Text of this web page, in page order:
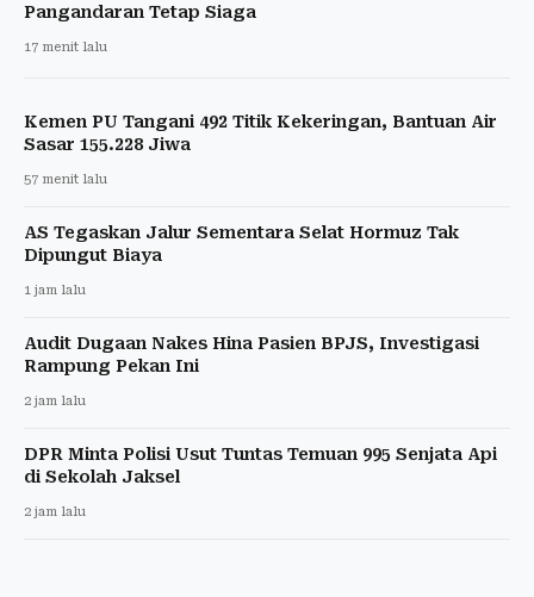
Pangandaran Tetap Siaga
17 menit lalu
Kemen PU Tangani 492 Titik Kekeringan, Bantuan Air
Sasar 155.228 Jiwa
57 menit lalu
AS Tegaskan Jalur Sementara Selat Hormuz Tak
Dipungut Biaya
1 jam lalu
Audit Dugaan Nakes Hina Pasien BPJS, Investigasi
Rampung Pekan Ini
2 jam lalu
DPR Minta Polisi Usut Tuntas Temuan 995 Senjata Api
di Sekolah Jaksel
2 jam lalu